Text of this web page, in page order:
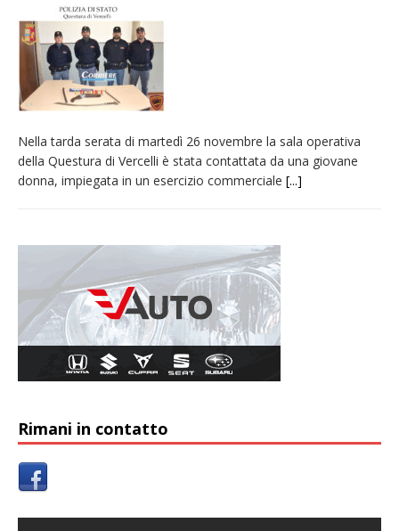
incendio di sterpaglie a Caresanablot
Asl Vc: arrivano i nuovi totem multifunzionali
per i pagamenti delle prestazioni
Tanti fedeli in duomo per S. Eusebio. Mons.
di Vercelli e Cagliari»
Dieci anni fa l’ingresso a Vercelli
dell’arcivescovo mons. Marco Arnolfo
Nella tarda serata di martedì 26 novembre la sala operativa
della Questura di Vercelli è stata contattata da una giovane
donna, impiegata in un esercizio commerciale [...]
Rimani in contatto